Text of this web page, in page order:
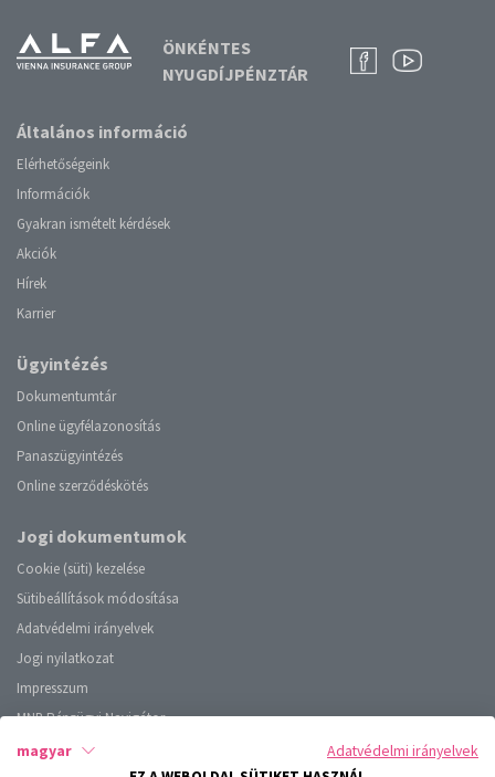
ÖNKÉNTES
NYUGDÍJPÉNZTÁR
Általános információ
Elérhetőségeink
Információk
Gyakran ismételt kérdések
Akciók
Hírek
Karrier
Ügyintézés
Dokumentumtár
Online ügyfélazonosítás
Panaszügyintézés
Online szerződéskötés
Jogi dokumentumok
Cookie (süti) kezelése
Sütibeállítások módosítása
Adatvédelmi irányelvek
Jogi nyilatkozat
Impresszum
MNB Pénzügyi Navigátor
magyar
Adatvédelmi irányelvek